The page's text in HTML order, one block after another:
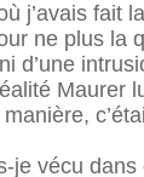
j’avais
ne plus la
d’une
Maurer
vécu